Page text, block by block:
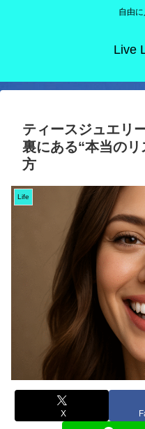
自由
Live
ティースジュエリ
裏にある“本当の
方
Life
X